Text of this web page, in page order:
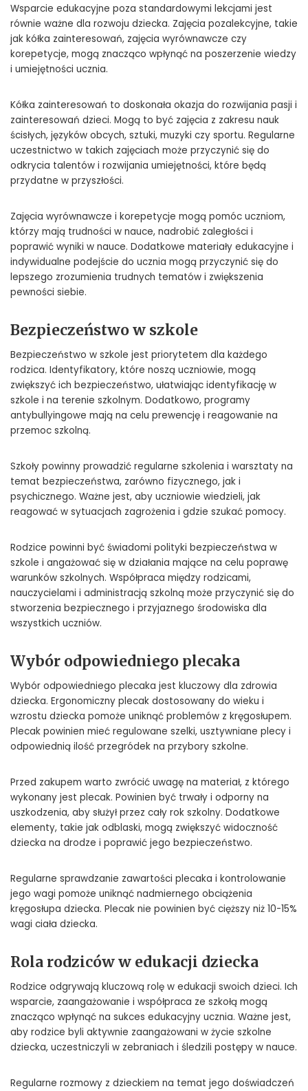
Wsparcie edukacyjne poza standardowymi lekcjami jest
równie ważne dla rozwoju dziecka. Zajęcia pozalekcyjne, takie
jak kółka zainteresowań, zajęcia wyrównawcze czy
korepetycje, mogą znacząco wpłynąć na poszerzenie wiedzy
i umiejętności ucznia.
Kółka zainteresowań to doskonała okazja do rozwijania pasji i
zainteresowań dzieci. Mogą to być zajęcia z zakresu nauk
ścisłych, języków obcych, sztuki, muzyki czy sportu. Regularne
uczestnictwo w takich zajęciach może przyczynić się do
odkrycia talentów i rozwijania umiejętności, które będą
przydatne w przyszłości.
Zajęcia wyrównawcze i korepetycje mogą pomóc uczniom,
którzy mają trudności w nauce, nadrobić zaległości i
poprawić wyniki w nauce. Dodatkowe materiały edukacyjne i
indywidualne podejście do ucznia mogą przyczynić się do
lepszego zrozumienia trudnych tematów i zwiększenia
pewności siebie.
Bezpieczeństwo w szkole
Bezpieczeństwo w szkole jest priorytetem dla każdego
rodzica. Identyfikatory, które noszą uczniowie, mogą
zwiększyć ich bezpieczeństwo, ułatwiając identyfikację w
szkole i na terenie szkolnym. Dodatkowo, programy
antybullyingowe mają na celu prewencję i reagowanie na
przemoc szkolną.
Szkoły powinny prowadzić regularne szkolenia i warsztaty na
temat bezpieczeństwa, zarówno fizycznego, jak i
psychicznego. Ważne jest, aby uczniowie wiedzieli, jak
reagować w sytuacjach zagrożenia i gdzie szukać pomocy.
Rodzice powinni być świadomi polityki bezpieczeństwa w
szkole i angażować się w działania mające na celu poprawę
warunków szkolnych. Współpraca między rodzicami,
nauczycielami i administracją szkolną może przyczynić się do
stworzenia bezpiecznego i przyjaznego środowiska dla
wszystkich uczniów.
Wybór odpowiedniego plecaka
Wybór odpowiedniego plecaka jest kluczowy dla zdrowia
dziecka. Ergonomiczny plecak dostosowany do wieku i
wzrostu dziecka pomoże uniknąć problemów z kręgosłupem.
Plecak powinien mieć regulowane szelki, usztywniane plecy i
odpowiednią ilość przegródek na przybory szkolne.
Przed zakupem warto zwrócić uwagę na materiał, z którego
wykonany jest plecak. Powinien być trwały i odporny na
uszkodzenia, aby służył przez cały rok szkolny. Dodatkowe
elementy, takie jak odblaski, mogą zwiększyć widoczność
dziecka na drodze i poprawić jego bezpieczeństwo.
Regularne sprawdzanie zawartości plecaka i kontrolowanie
jego wagi pomoże uniknąć nadmiernego obciążenia
kręgosłupa dziecka. Plecak nie powinien być cięższy niż 10-15%
wagi ciała dziecka.
Rola rodziców w edukacji dziecka
Rodzice odgrywają kluczową rolę w edukacji swoich dzieci. Ich
wsparcie, zaangażowanie i współpraca ze szkołą mogą
znacząco wpłynąć na sukces edukacyjny ucznia. Ważne jest,
aby rodzice byli aktywnie zaangażowani w życie szkolne
dziecka, uczestniczyli w zebraniach i śledzili postępy w nauce.
Regularne rozmowy z dzieckiem na temat jego doświadczeń